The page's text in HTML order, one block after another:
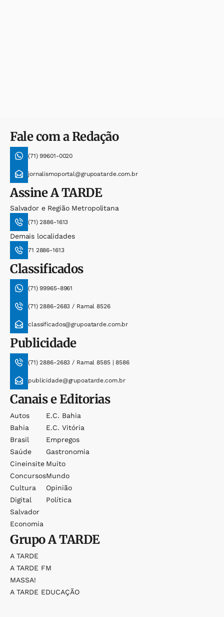
Fale com a Redação
(71) 99601-0020
jornalismoportal@grupoatarde.com.br
AssineA TARDE
Salvador e Região Metropolitana
(71) 2886-1613
Demais localidades
71 2886-1613
Classificados
(71) 99965-8961
(71) 2886-2683 / Ramal 8526
classificados@grupoatarde.com.br
Publicidade
(71) 2886-2683 / Ramal 8585 | 8586
publicidade@grupoatarde.com.br
Canais e Editorias
Autos
Bahia
Brasil
Saúde
Cineinsite
Concursos
Cultura
Digital
Salvador
Economia
E.c. Bahia
E.c. Vitória
Empregos
Gastronomia
Muito
Mundo
Opinião
Política
GrupoA TARDE
A TARDE
A TARDE FM
MASSA!
A TARDE EDUCAÇÃO